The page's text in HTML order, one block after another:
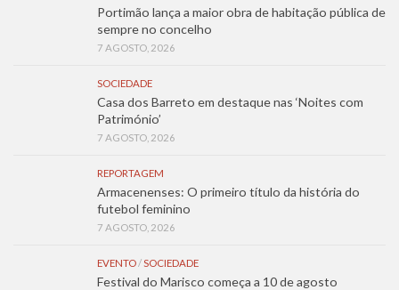
Portimão lança a maior obra de habitação pública de
sempre no concelho
7 AGOSTO, 2026
SOCIEDADE
Casa dos Barreto em destaque nas ‘Noites com
Património’
7 AGOSTO, 2026
REPORTAGEM
Armacenenses: O primeiro título da história do
futebol feminino
7 AGOSTO, 2026
EVENTO/SOCIEDADE
Festival do Marisco começa a 10 de agosto